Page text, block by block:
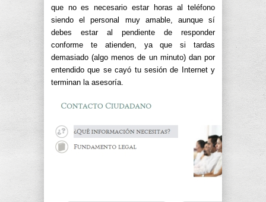
que no es necesario estar horas al teléfono
siendo el personal muy amable, aunque sí
debes estar al pendiente de responder
conforme te atienden, ya que si tardas
demasiado (algo menos de un minuto) dan por
entendido que se cayó tu sesión de Internet y
terminan la asesoría.